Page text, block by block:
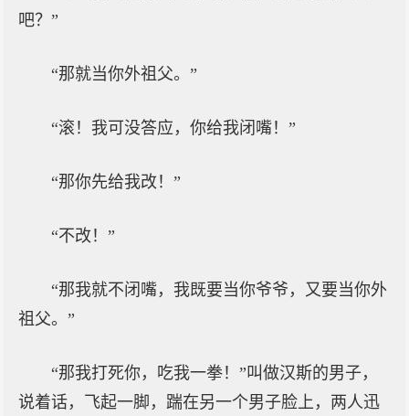
吧？”
“那就当你外祖父。”
“滚！我可没答应，你给我闭嘴！”
“那你先给我改！”
“不改！”
“那我就不闭嘴，我既要当你爷爷，又要当你外
祖父。”
“那我打死你，吃我一拳！”叫做汉斯的男子，
说着话，飞起一脚，踹在另一个男子脸上，两人迅